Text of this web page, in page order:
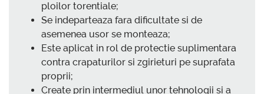
ploilor torentiale;
Se indeparteaza fara dificultate si de
asemenea usor se monteaza;
Este aplicat in rol de protectie suplimentara
contra crapaturilor si zgirieturi pe suprafata
proprii;
Create prin intermediul unor tehnologii si a